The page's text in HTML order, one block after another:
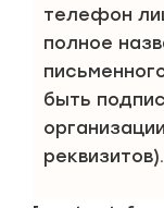
телефон
полное
быть
реквизитов).